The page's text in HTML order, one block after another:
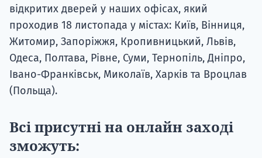
відкритих дверей у наших офісах, який
проходив 18 листопада у містах: Київ, Вінниця,
Житомир, Запоріжжя, Кропивницький, Львів,
Одеса, Полтава, Рівне, Суми, Тернопіль, Дніпро,
Івано-Франківськ, Миколаїв, Харків та Вроцлав
(Польща).
Всі присутні на онлайн заході
зможуть: